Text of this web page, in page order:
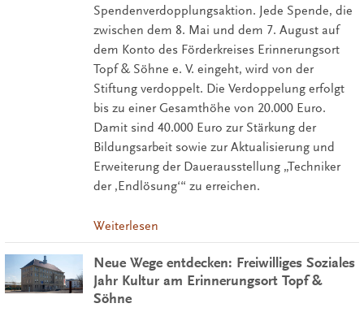
Spendenverdopplungsaktion. Jede Spende, die
zwischen dem 8. Mai und dem 7. August auf
dem Konto des Förderkreises Erinnerungsort
Topf & Söhne e. V. eingeht, wird von der
Stiftung verdoppelt. Die Verdoppelung erfolgt
bis zu einer Gesamthöhe von 20.000 Euro.
Damit sind 40.000 Euro zur Stärkung der
Bildungsarbeit sowie zur Aktualisierung und
Erweiterung der Dauerausstellung „Techniker
der ‚Endlösung‘“ zu erreichen.
Weiterlesen
Neue Wege entdecken: Freiwilliges Soziales
Jahr Kultur am Erinnerungsort Topf &
Söhne